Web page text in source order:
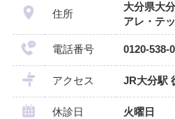
住所
大分県大
アレ・テ
電話番号 0120-538-
アクセス JR大分駅
休診日 火曜日